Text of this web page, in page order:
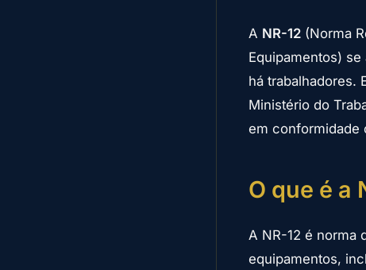
A NR-12 (Norma
Equipamentos)
há trabalhadores.
Ministério do
em conformidade
O que é a
A NR-12 é norma
equipamentos,